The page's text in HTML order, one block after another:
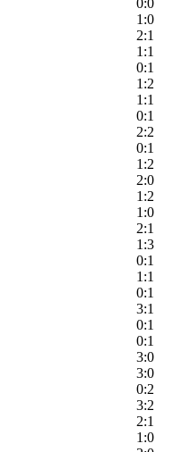
0:0
1:0
2:1
1:1
0:1
1:2
1:1
0:1
2:2
0:1
1:2
2:0
1:2
1:0
2:1
1:3
0:1
1:1
0:1
3:1
0:1
0:1
3:0
3:0
0:2
3:2
2:1
1:0